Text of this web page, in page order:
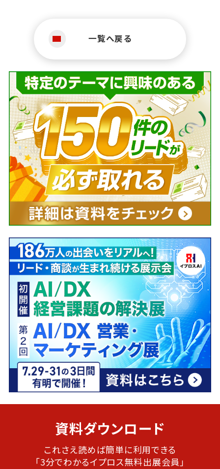
一覧へ戻る
資料ダウンロード
これさえ読めば簡単に利用できる
「3分でわかるイプロス無料出展会員」